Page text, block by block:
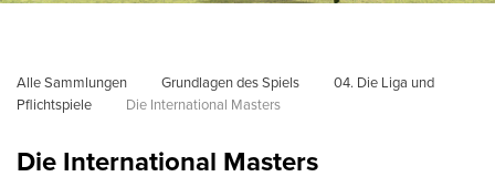
Alle Sammlungen Grundlagen des Spiels
04. Die Liga und
Pflichtspiele
Die International Masters
Die International Masters